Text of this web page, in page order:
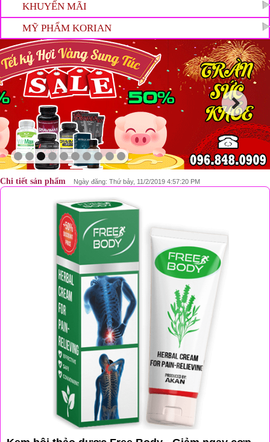
KHUYẾN MÃI
MỸ PHẨM KORIAN
Chi tiết sản phẩm Ngày đăng: Thứ bảy, 11/2/2019 4:57:20 PM